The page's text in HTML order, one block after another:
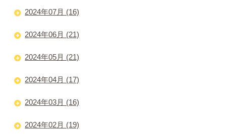
2024年07月 (16)
2024年06月 (21)
2024年05月 (21)
2024年04月 (17)
2024年03月 (16)
2024年02月 (19)